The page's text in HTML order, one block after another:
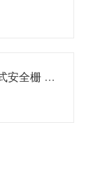
安科瑞BM系列隔离式安全栅 、信号隔离器